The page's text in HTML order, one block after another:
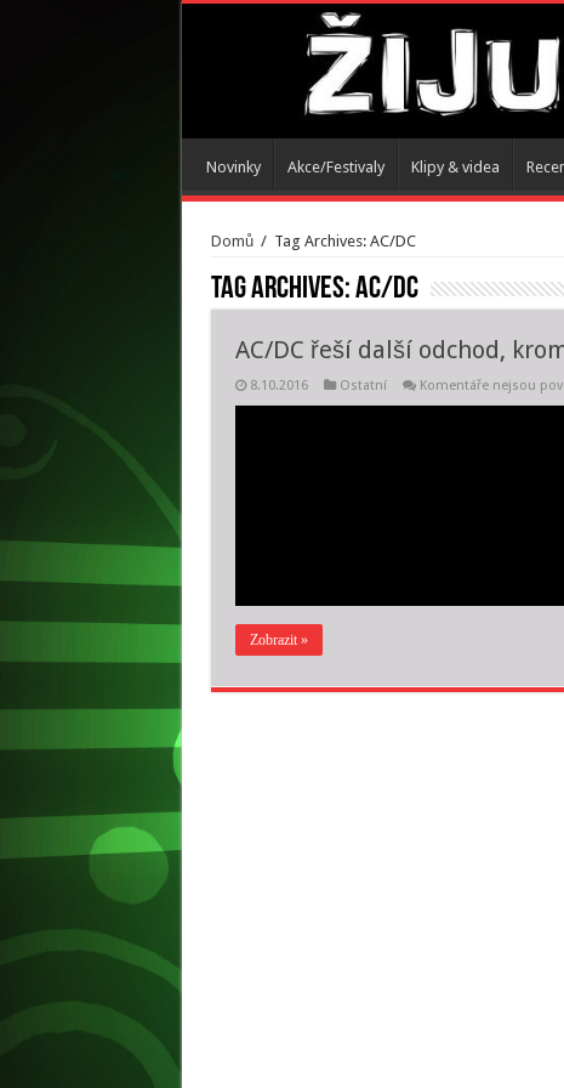
Novinky Akce/Festivaly Klipy & videa
Domů / Tag Archives: AC/DC
Tag Archives:AC/DC
AC/DC řeší další odchod,
8.10.2016 Ostatní Komentáře nejsou
Zobrazit »